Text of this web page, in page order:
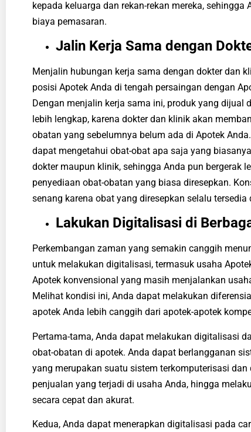
kepada keluarga dan rekan-rekan mereka, sehingga
biaya pemasaran.
Jalin Kerja Sama dengan
Menjalin hubungan kerja sama dengan dokter dan
posisi Apotek Anda di tengah persaingan dengan
Dengan menjalin kerja sama ini, produk yang dijual
lebih lengkap, karena dokter dan klinik akan
obatan yang sebelumnya belum ada di Apotek
dapat mengetahui obat-obat apa saja yang
dokter maupun klinik, sehingga Anda pun bergerak
penyediaan obat-obatan yang biasa diresepkan.
senang karena obat yang diresepkan selalu tersedia
Lakukan Digitalisasi di
Perkembangan zaman yang semakin canggih
untuk melakukan digitalisasi, termasuk usaha
Apotek konvensional yang masih menjalankan
Melihat kondisi ini, Anda dapat melakukan
apotek Anda lebih canggih dari apotek-apotek
Pertama-tama, Anda dapat melakukan digitalisasi
obat-obatan di apotek. Anda dapat berlangganan
yang merupakan suatu sistem terkomputerisasi
penjualan yang terjadi di usaha Anda, hingga
secara cepat dan akurat.
Kedua, Anda dapat menerapkan digitalisasi pada